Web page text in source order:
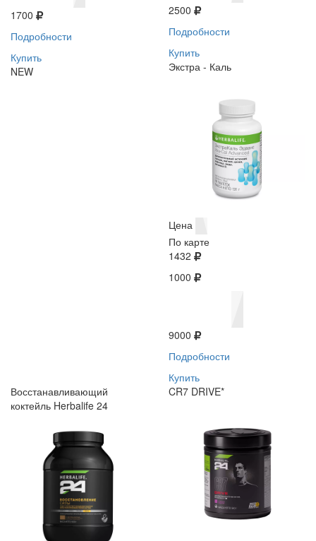
1700
Подробности
Купить
NEW
2500
Подробности
Купить
Экстра - Каль
Цена
По карте
1432
1000
9000
Подробности
Купить
Восстанавливающий
коктейль Herbalife 24
CR7 DRIVE*